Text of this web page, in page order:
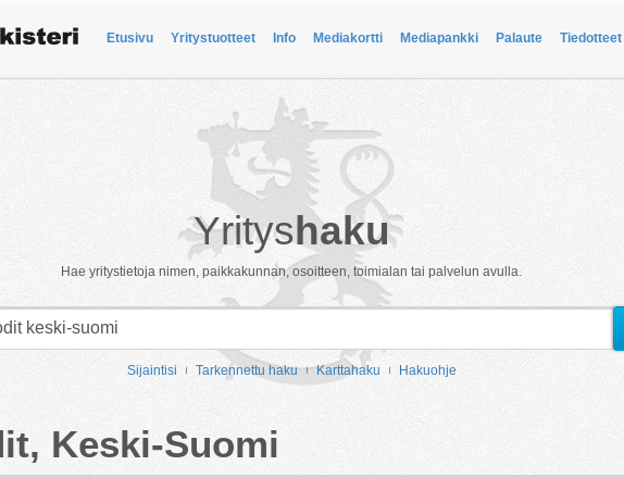
Etusivu Yritystuotteet Info Mediakortti Mediapankki Palaute Tiedotteet
Yrityshaku
Hae yritystietoja nimen, paikkakunnan, osoitteen, toimialan tai palvelun avulla.
Sijaintisi Tarkennettu haku Karttahaku Hakuohje
Keski-Suomi